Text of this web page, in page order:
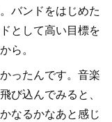
バンドをはじめた
として高い目標を
ら。
ったんです。音楽
び込んでみると、
なるかなあと感じ